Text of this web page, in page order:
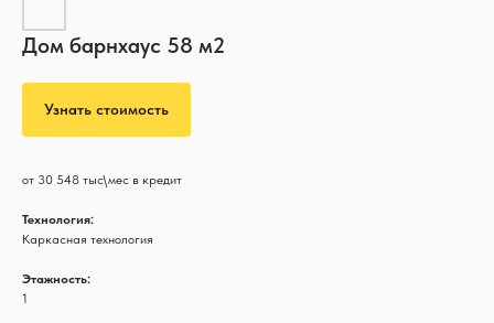
Дом барнхаус 58 м2
Узнать стоимость
от 30 548 тыс\мес в кредит
Технология:
Каркасная технология
Этажность:
1